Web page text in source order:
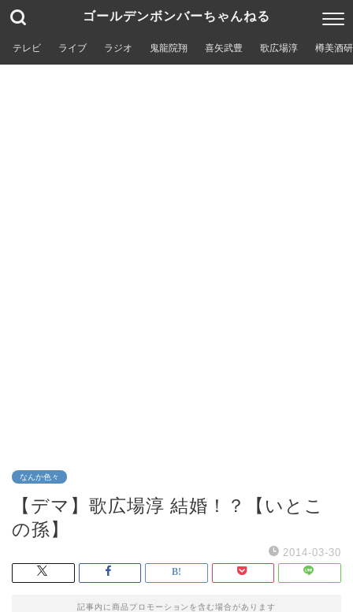
ゴールデンボンバーちゃんねる
テレビ ライブ ラジオ 鬼龍院翔 喜矢武豊 歌広場淳 樽美酒
なんか色々
【デマ】歌広場淳 結婚！？【いとこ
の孫】
2014-03-30
記事内に商品プロモーションを含む場合があります